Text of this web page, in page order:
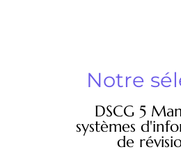
Notre
DSCG 5
systèmes
de